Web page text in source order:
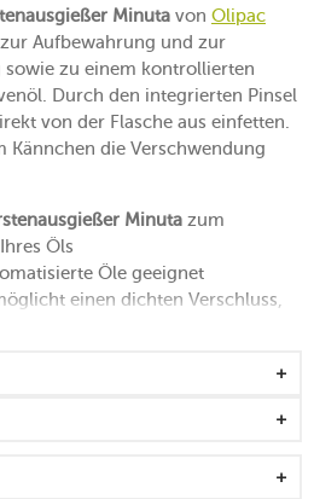
Minuta von Olipac
Aufbewahrung und zur
zu einem kontrollierten
Durch den integrierten Pinsel
von der Flasche aus einfetten.
Kännchen die Verschwendung
Minuta zum
Öls
Öle geeignet
einen dichten Verschluss,
direkt am Tisch und im